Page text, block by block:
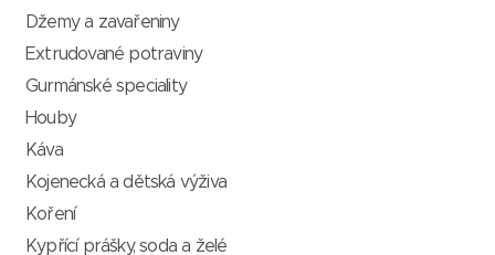
Džemy a zavařeniny
Extrudované potraviny
Gurmánské speciality
Houby
Káva
Kojenecká a dětská výživa
Koření
Kypřící prášky, soda a želé